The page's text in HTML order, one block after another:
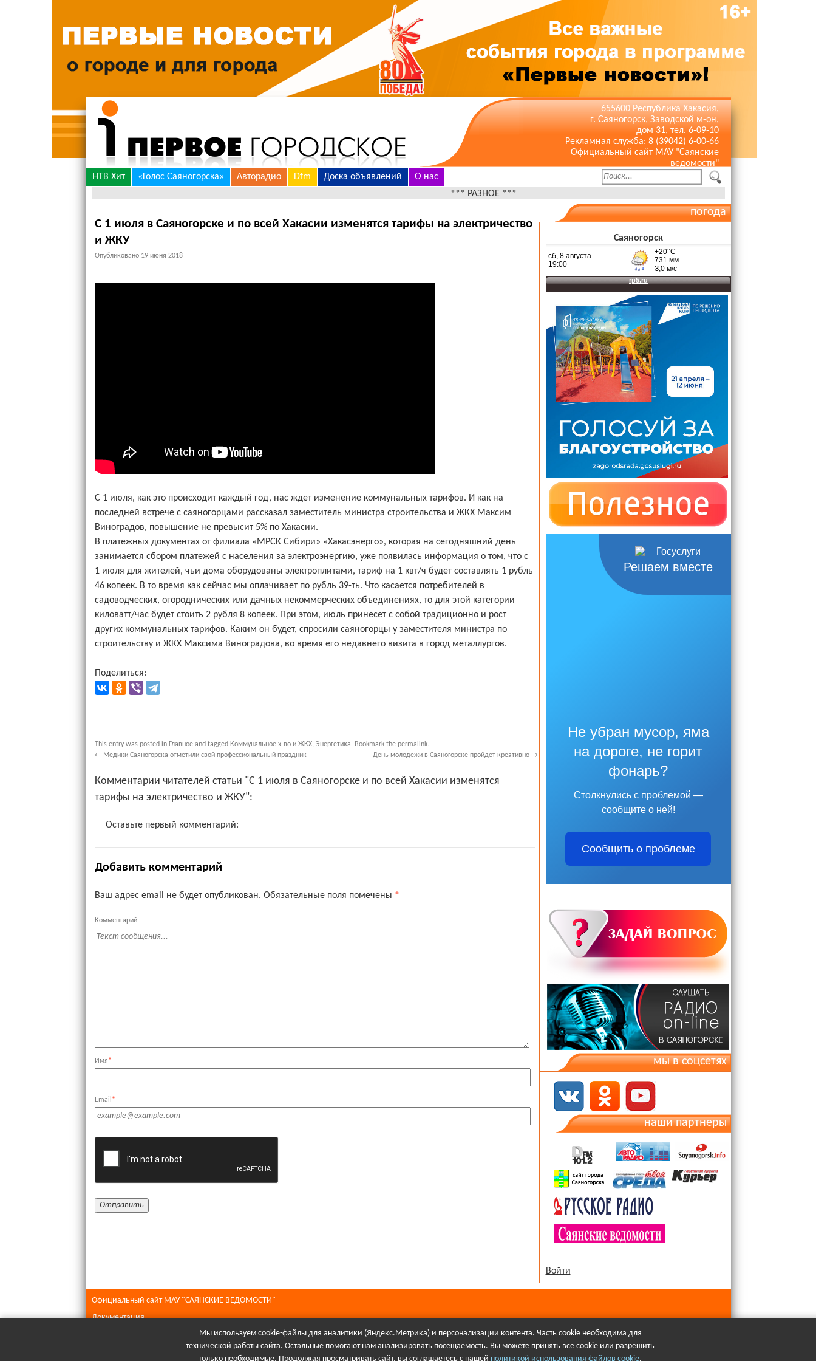
655600 Республика Хакасия,
г. Саяногорск, Заводской м-он,
дом 31, тел. 6-09-10
Рекламная служба: 8 (39042) 6-00-66
Официальный сайт МАУ "Саянские
ведомости"
Skip
НТВ Хит «Голос Саяногорска» Авторадио Dfm Доска объявлений
О нас
*** РАЗНОЕ ***
С 1 июля в Саяногорске и по всей Хакасии изменятся тарифы на электричество
и ЖКУ
Опубликовано19 июня 2018
С 1 июля, как это происходит каждый год, нас ждет изменение коммунальных тарифов. И как на
последней встрече с саяногорцами рассказал заместитель министра строительства и ЖКХ Максим
Виноградов, повышение не превысит 5% по Хакасии.
В платежных документах от филиала «МРСК Сибири» «Хакасэнерго», которая на сегодняшний день
занимается сбором платежей с населения за электроэнергию, уже появилась информация о том, что с
1 июля для жителей, чьи дома оборудованы электроплитами, тариф на 1 квт/ч будет составлять 1 рубль
46 копеек. В то время как сейчас мы оплачивает по рубль 39-ть. Что касается потребителей в
садоводческих, огороднических или дачных некоммерческих объединениях, то для этой категории
киловатт/час будет стоить 2 рубля 8 копеек. При этом, июль принесет с собой традиционно и рост
других коммунальных тарифов. Каким он будет, спросили саяногорцы у заместителя министра по
строительству и ЖКХ Максима Виноградова, во время его недавнего визита в город металлургов.
Поделиться:
This entry was posted in Главноеand tagged Коммунальное х-во и ЖКХ, Энергетика. Bookmark the permalink.
←Медики Саяногорска отметили свой профессиональный праздник День молодежи в Саяногорске пройдет креативно →
Комментарии читателей статьи "С 1 июля в Саяногорске и по всей Хакасии изменятся
тарифы на электричество и ЖКУ":
Оставьте первый комментарий:
Добавить комментарий
Ваш адрес email не будет опубликован. Обязательные поля помечены *
Комментарий
Имя*
Email *
погода
Саяногорск
Решаем вместе
Не убран мусор, яма
на дороге, не горит
фонарь?
Столкнулись с проблемой —
сообщите о ней!
Сообщить о проблеме
мы в соцсетях
наши партнеры
Войти
Официальный сайт МАУ "САЯНСКИЕ ВЕДОМОСТИ"
Документация
При полном или частичном использовании материалов в Интернете гиперссылка на сайт Первое городского телевидения обязательна.
Мы используем cookie-файлы для аналитики (Яндекс.Метрика) и персонализации контента. Часть cookie необходима для
технической работы сайта. Остальные помогают нам анализировать посещаемость. Вы можете принять все cookie или разрешить
только необходимые. Продолжая просматривать сайт, вы соглашаетесь с нашей политикой использования файлов cookie.